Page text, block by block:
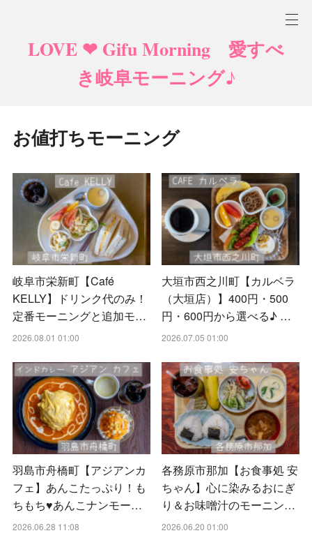
LOVE ❤ Gifu Morning 愛すべ
き岐阜モーニング♪
お値打ちモーニング
岐阜市栄新町【Café
KELLY】ドリンク代のみ！
定番モーニングと追加モ…
2026.08.01 01:00
大垣市西之川町【カルベラ
（大垣店）】400円・500
円・600円から選べる♪ …
2026.07.05 01:00
羽島市舟橋町【アジアンカ
フェ】あんこたっぷり！も
ちもち♥あんこナンモー…
2026.06.28 11:08
各務原市那加【お食事処 安
ちゃん】心に染みるおにぎ
り＆お味噌汁のモーニン…
2026.06.20 01:00